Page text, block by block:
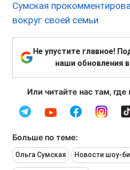
Сумская
вокруг своей семьи
Не упустите главное!
наши обновления
Или читайте нас там, где
Больше по теме:
Ольга Сумская Новости шоу-